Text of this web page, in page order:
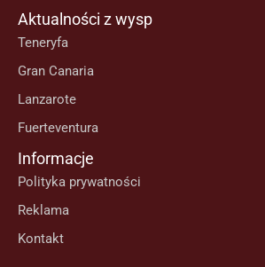
Aktualności z wysp
Teneryfa
Gran Canaria
Lanzarote
Fuerteventura
Informacje
Polityka prywatności
Reklama
Kontakt